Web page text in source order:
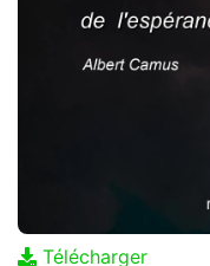
Télécharger